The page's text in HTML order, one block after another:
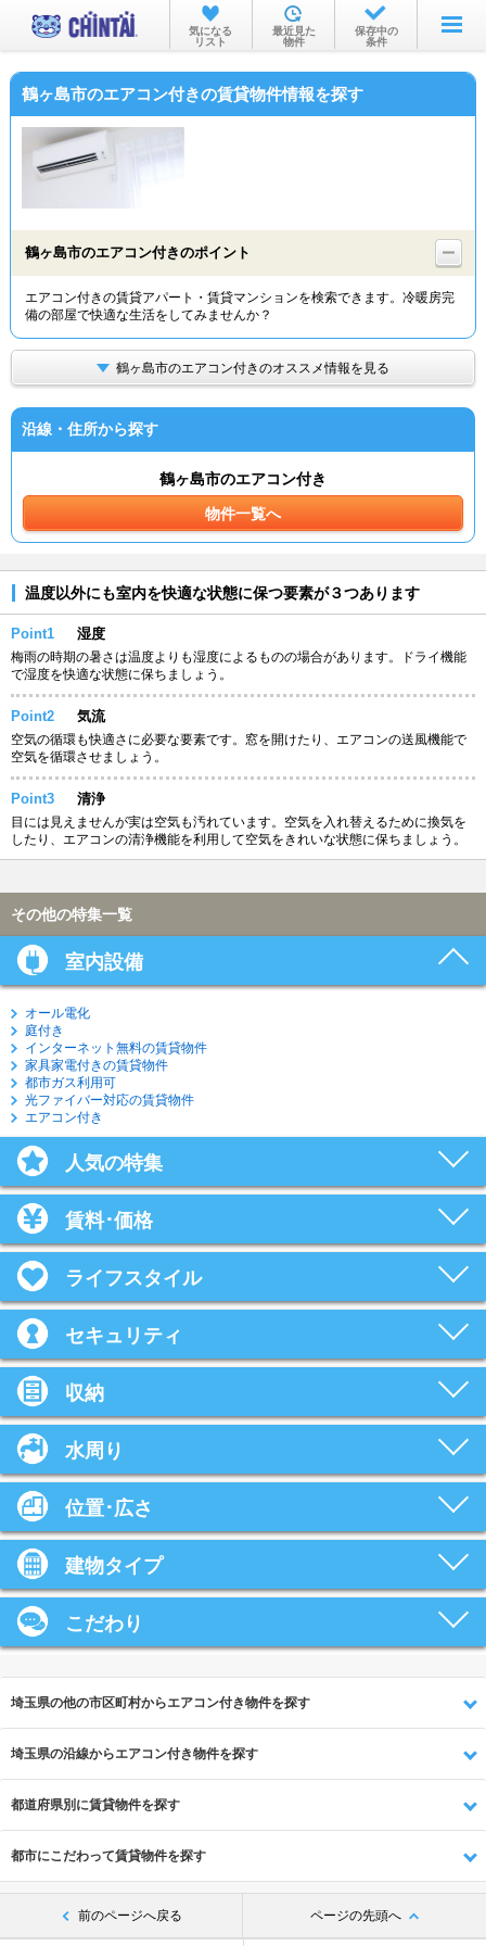
お部屋を探す
沿線・駅から
物件特集から
TOP
気になる
リスト
最近見た
物件
保存中の
条件
鶴ヶ島市のエアコン付きの賃貸物件情報を探す
鶴ヶ島市のエアコン付きのポイント
エアコン付きの賃貸アパート・賃貸マンションを検索できます。冷暖房完
備の部屋で快適な生活をしてみませんか？
鶴ヶ島市のエアコン付きのオススメ情報を見る
沿線・住所から探す
鶴ヶ島市のエアコン付き
物件一覧へ
温度以外にも室内を快適な状態に保つ要素が３つあります
Point1 湿度
梅雨の時期の暑さは温度よりも湿度によるものの場合があります。ドライ機能
で湿度を快適な状態に保ちましょう。
Point2 気流
空気の循環も快適さに必要な要素です。窓を開けたり、エアコンの送風機能で
空気を循環させましょう。
Point3 清浄
目には見えませんが実は空気も汚れています。空気を入れ替えるために換気を
したり、エアコンの清浄機能を利用して空気をきれいな状態に保ちましょう。
その他の特集一覧
室内設備
オール電化
庭付き
インターネット無料の賃貸物件
家具家電付きの賃貸物件
都市ガス利用可
光ファイバー対応の賃貸物件
エアコン付き
人気の特集
賃料･価格
ライフスタイル
セキュリティ
収納
水周り
位置･広さ
建物タイプ
こだわり
埼玉県の他の市区町村からエアコン付き物件を探す
埼玉県の沿線からエアコン付き物件を探す
都道府県別に賃貸物件を探す
都市にこだわって賃貸物件を探す
前のページへ戻る ページの先頭へ